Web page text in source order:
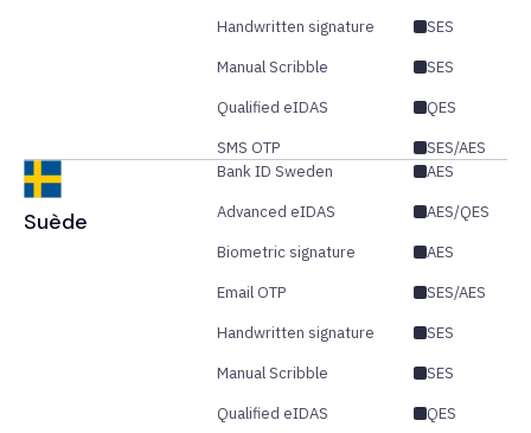
Handwritten signature
SES
Manual Scribble
SES
Qualified eIDAS
QES
SMS OTP
SES/AES
Suède
Bank ID Sweden
AES
Advanced eIDAS
AES/QES
Biometric signature
AES
Email OTP
SES/AES
Handwritten signature
SES
Manual Scribble
SES
Qualified eIDAS
QES